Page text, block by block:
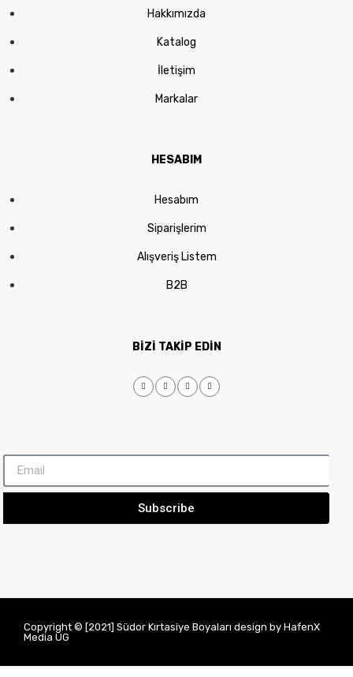
Hakkımızda
Katalog
İletişim
Markalar
HESABIM
Hesabım
Siparişlerim
Alışveriş Listem
B2B
BİZİ TAKİP EDİN
Subscribe
Copyright © [2021] Südor Kırtasiye Boyaları design by HafenX
Media UG